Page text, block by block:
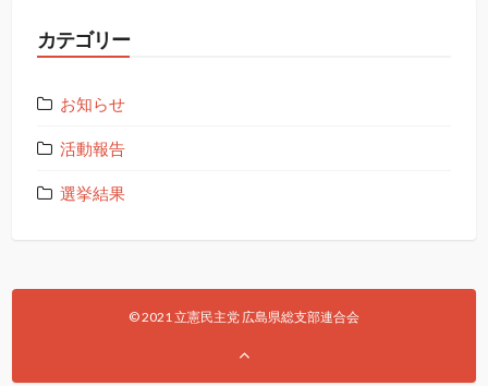
カテゴリー
お知らせ
活動報告
選挙結果
© 2021 立憲民主党 広島県総支部連合会